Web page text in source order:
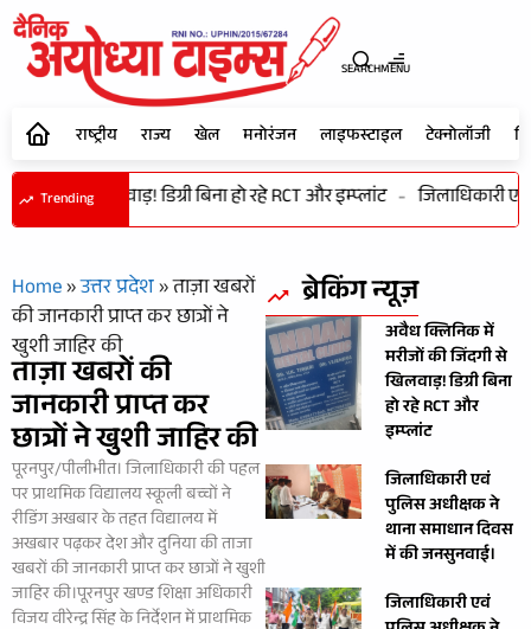
SEARCHMENU
राष्ट्रीय राज्य खेल मनोरंजन लाइफस्टाइल टेक्नोलॉजी
Trending
से खिलवाड़! डिग्री बिना हो रहे RCT और इम्प्लांट जिलाधिकारी
Home»उत्तर प्रदेश»ताज़ा खबरों
की जानकारी प्राप्त कर छात्रों ने
खुशी जाहिर की
ताज़ा खबरों की
जानकारी प्राप्त कर
छात्रों ने खुशी जाहिर की
पूरनपुर/पीलीभीत। जिलाधिकारी की पहल
पर प्राथमिक विद्यालय स्कूली बच्चों ने
रीडिंग अखबार के तहत विद्यालय में
अखबार पढ़कर देश और दुनिया की ताजा
खबरों की जानकारी प्राप्त कर छात्रों ने खुशी
जाहिर की।पूरनपुर खण्ड शिक्षा अधिकारी
विजय वीरेन्द्र सिंह के निर्देशन में प्राथमिक
ब्रेकिंग न्यूज़
अवैध क्लिनिक में
मरीजों की जिंदगी से
खिलवाड़! डिग्री बिना
हो रहे RCT और
इम्प्लांट
जिलाधिकारी एवं
पुलिस अधीक्षक ने
थाना समाधान दिवस
में की जनसुनवाई।
जिलाधिकारी एवं